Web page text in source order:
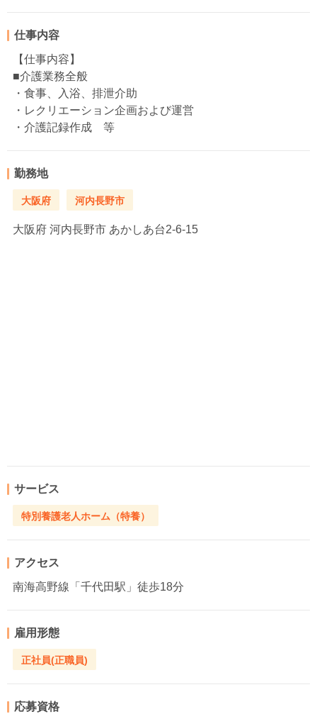
仕事内容
【仕事内容】
■介護業務全般
・食事、入浴、排泄介助
・レクリエーション企画および運営
・介護記録作成 等
勤務地
大阪府 河内長野市
大阪府 河内長野市 あかしあ台2-6-15
サービス
特別養護老人ホーム（特養）
アクセス
南海高野線「千代田駅」徒歩18分
雇用形態
正社員(正職員)
応募資格